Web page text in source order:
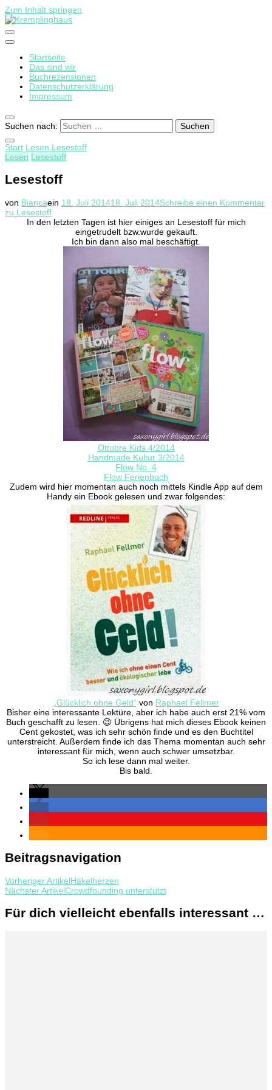
Zum Inhalt springen
Kremplinghaus
Startseite
Das sind wir
Buchrezensionen
Datenschutzerklärung
Impressum
Suchen nach:
Start Lesen Lesestoff
Lesen Lesestoff
Lesestoff
von Biancaein 18. Juli 201418. Juli 2014Schreibe einen Kommentar
zu Lesestoff
In den letzten Tagen ist hier einiges an Lesestoff für mich
eingetrudelt bzw.wurde gekauft.
Ich bin dann also mal beschäftigt.
Ottobre Kids 4/2014
Handmade Kultur 3/2014
Flow No. 4
Flow Ferienbuch
Zudem wird hier momentan auch noch mittels Kindle App auf dem
Handy ein Ebook gelesen und zwar folgendes:
„Glücklich ohne Geld“ von Raphael Fellmer
Bisher eine interessante Lektüre, aber ich habe auch erst 21% vom
Buch geschafft zu lesen. 😉 Übrigens hat mich dieses Ebook keinen
Cent gekostet, was ich sehr schön finde und es den Buchtitel
unterstreicht. Außerdem finde ich das Thema momentan auch sehr
interessant für mich, wenn auch schwer umsetzbar.
So ich lese dann mal weiter.
Bis bald.
Beitragsnavigation
Vorheriger ArtikelHäkelherzen
Nächster ArtikelCrowdfounding unterstützt
Für dich vielleicht ebenfalls interessant …